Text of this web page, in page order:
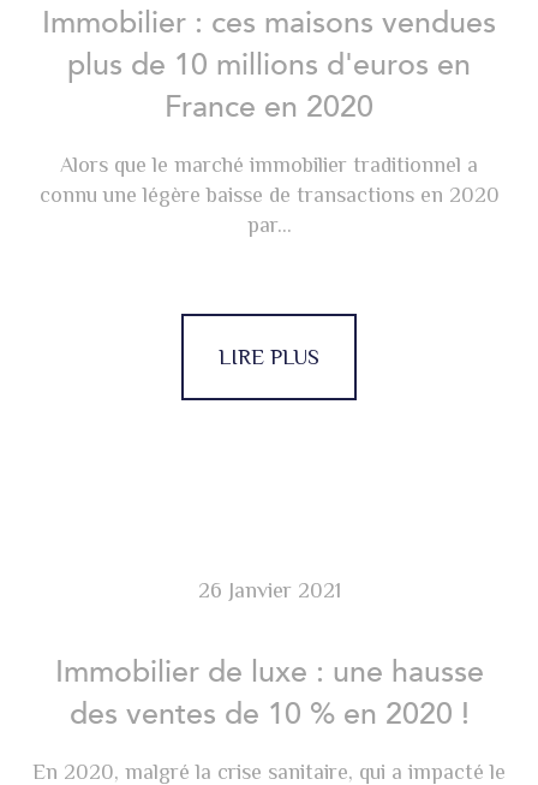
Immobilier : ces maisons vendues
plus de 10 millions d'euros en
France en 2020
Alors que le marché immobilier traditionnel a
connu une légère baisse de transactions en 2020
par...
LIRE PLUS
26 Janvier 2021
Immobilier de luxe : une hausse
des ventes de 10 % en 2020 !
En 2020, malgré la crise sanitaire, qui a impacté le